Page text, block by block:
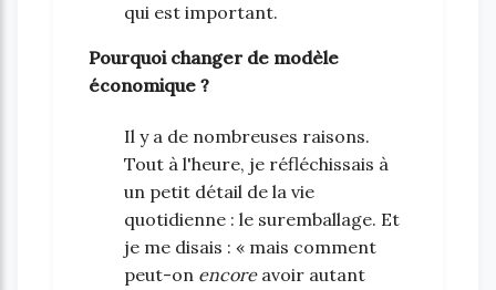
qui est important.
Pourquoi changer de modèle
économique ?
Il y a de nombreuses raisons.
Tout à l'heure, je réfléchissais à
un petit détail de la vie
quotidienne : le suremballage. Et
je me disais : « mais comment
peut-on encoreavoir autant